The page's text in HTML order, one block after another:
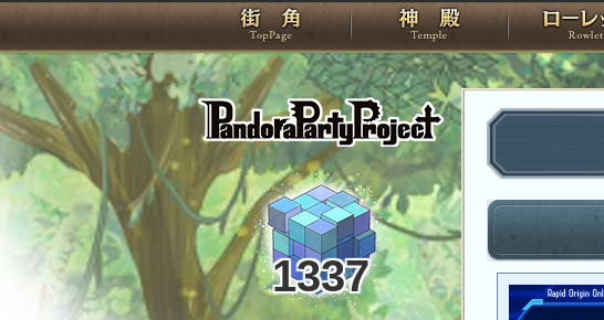
PandoraPartyProject
TOP 神殿
1337